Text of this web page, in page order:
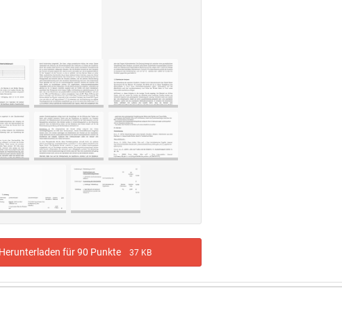
für 90 Punkte 37 KB